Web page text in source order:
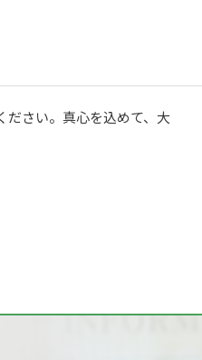
ださい。真心を込めて、大